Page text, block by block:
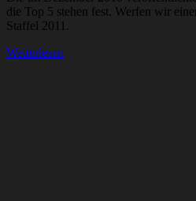
die Top 5 stehen fest. Werfen wir
Staffel 2011.
Weiterlesen